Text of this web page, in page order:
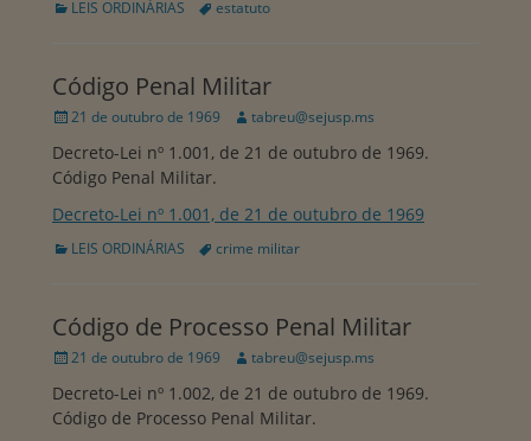
Categorias:
LEIS ORDINÁRIAS Tags:estatuto
Código Penal Militar
Publicado
21 de outubro de 1969 Autor:
tabreu@sejusp.ms
Decreto-Lei nº 1.001, de 21 de outubro de 1969.
Código Penal Militar.
Decreto-Lei nº 1.001, de 21 de outubro de 1969
Categorias:
LEIS ORDINÁRIAS Tags:crime militar
Código de Processo Penal Militar
Publicado
21 de outubro de 1969 Autor:
tabreu@sejusp.ms
Decreto-Lei nº 1.002, de 21 de outubro de 1969.
Código de Processo Penal Militar.